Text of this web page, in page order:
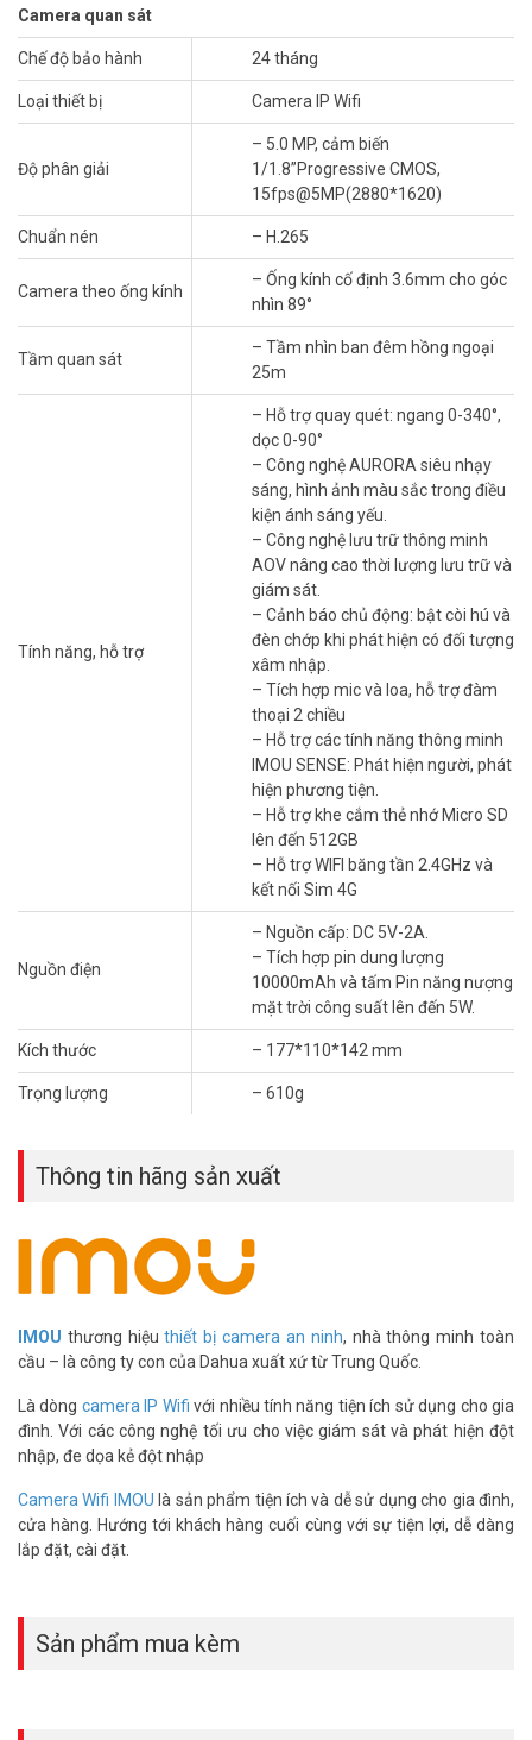
Sim 4G tích hợp truyền hình ảnh qua mạng di động mà không cần
router hay wifi. Độ phân giải 5MP 2880×1620 trên cảm biến 1/1.8″
lớn cho hình ảnh sắc nét cả ngày lẫn đêm. Nói đơn giản hơn: cảm
nhiều ánh sáng hơn, hình đêm rõ hơn đáng kể. Công nghệ AURORA
xử lý ánh sáng yếu cho hình ảnh màu sắc thực trong điều kiện gần
tối hoàn toàn. Gọi tư vấn miễn phí để kiểm tra sóng 4G khu vực của
bạn có phù hợp với camera này không.
Quay Quét 340° Và AOV Thông Minh –
Giám Sát Rộng, Lưu Trữ Tiết Kiệm
ngang 340° và dọc 90° phủ gần toàn bộ không
gian xung quanh vị trí lắp. Ống kính 3.6mm với góc nhìn 89° cho
tầm quan sát rộng phù hợp sân vườn và kho bãi. Công nghệ AOV
nâng cao chỉ ghi hình khi có sự kiện, kéo dài thời lượng pin và thẻ
nhớ đáng kể. Còi hú và đèn chớp kích hoạt ngay tại chỗ khi phát
hiện người hoặc phương tiện xâm nhập.
AI IMOU SENSE phân biệt riêng người và phương tiện với các tác
cảnh báo giả, pin không bị hao tốn cho những sự kiện không cần
thiết. Mic và loa tích hợp hỗ trợ đàm thoại hai chiều trực tiếp qua
ứng dụng từ điện thoại. Thẻ nhớ Micro SD đến 512GB lưu trữ cục bộ
viên đánh giá cường độ nắng và sóng 4G thực tế tại khu vực lắp
Vũ Hoàng Telecom – Kinh Nghiệm Thực Địa
Lắp Camera Nơi Không Có Điện Lưới
hơn 16 năm. Trong quá trình đó, đội kỹ thuật đã tích lũy kinh
nghiệm thực địa lắp camera năng lượng mặt trời tại nhiều vùng xa.
Họ biết cách xác định đúng góc đặt tấm pin để tối ưu lượng điện
nạp theo từng khu vực địa lý. Giá Camera Imou AOV PT Pro 5MP
tại đây là giá chính hãng có hóa đơn và bảo hành rõ ràng.
Xem thêmhướng dẫn lắp camera pin mặt trời Imou đúng
Thông số kỹ thuật Camera Wifi PT NLMT
Camera quan sát
Chế độ bảo hành 24 tháng
Loại thiết bị Camera IP Wifi
Độ phân giải
– 5.0 MP, cảm biến
1/1.8”Progressive CMOS,
15fps@5MP(2880*1620)
Chuẩn nén – H.265
Camera theo ống kính
– Ống kính cố định 3.6mm cho góc
nhìn 89°
Tầm quan sát
– Tầm nhìn ban đêm hồng ngoại
25m
Tính năng, hỗ trợ
– Hỗ trợ quay quét: ngang 0-340°,
dọc 0-90°
– Công nghệ AURORA siêu nhạy
sáng, hình ảnh màu sắc trong điều
kiện ánh sáng yếu.
– Công nghệ lưu trữ thông minh
AOV nâng cao thời lượng lưu trữ và
giám sát.
– Cảnh báo chủ động: bật còi hú và
đèn chớp khi phát hiện có đối tượng
xâm nhập.
– Tích hợp mic và loa, hỗ trợ đàm
thoại 2 chiều
– Hỗ trợ các tính năng thông minh
IMOU SENSE: Phát hiện người, phát
hiện phương tiện.
– Hỗ trợ khe cắm thẻ nhớ Micro SD
lên đến 512GB
– Hỗ trợ WIFI băng tần 2.4GHz và
kết nối Sim 4G
Nguồn điện
– Nguồn cấp: DC 5V-2A.
– Tích hợp pin dung lượng
10000mAh và tấm Pin năng nượng
mặt trời công suất lên đến 5W.
Kích thước – 177*110*142 mm
Trọng lượng – 610g
Thông tin hãng sản xuất
IMOU thương hiệuthiết bị camera an ninh, nhà thông minh toàn
cầu – là công ty con của Dahua xuất xứ từ Trung Quốc.
Là dòng camera IP Wifi với nhiều tính năng tiện ích sử dụng cho gia
đình. Với các công nghệ tối ưu cho việc giám sát và phát hiện đột
nhập, đe dọa kẻ đột nhập
Camera Wifi IMOU là sản phẩm tiện ích và dễ sử dụng cho gia đình,
cửa hàng. Hướng tới khách hàng cuối cùng với sự tiện lợi, dễ dàng
lắp đặt, cài đặt.
Sản phẩm mua kèm